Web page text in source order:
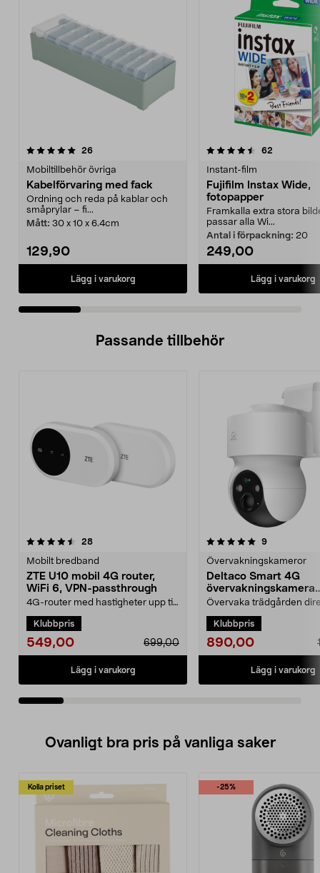
26recensioner
Mobiltillbehör övriga
Kabelförvaring med fack
Ordning och reda på kablar och
småprylar – fi...
Mått: 30 x 10 x 6.4cm
129,90
Lägg i varukorg
4.5 av 5 stjärnor 62
Instant-film
Fujifilm Instax Wide,
fotopapper
Framkalla extra stora
passar alla Wi...
Antal i förpackning: 20
249,00
Lägg i varukorg
5.0 av 5 stjärnor
Passande tillbehör
28recensioner
Mobilt bredband
ZTE U10 mobil 4G router,
WiFi 6, VPN-passthrough
4G-router med hastigheter upp till
än är. Z...
Klubbpris
549,00 699,00
Lägg i varukorg
5.0av 5 stjärnor 9recensioner
Övervakningskameror
Deltaco Smart 4G
övervakningskamera
utomhus, batteri
Övervaka trädgården
WiFi behövs. Delta...
Klubbpris
890,00
Lägg i varukorg
0.0 av 5 stjärnor
Ovanligt bra pris på vanliga saker
Kolla priset -25%